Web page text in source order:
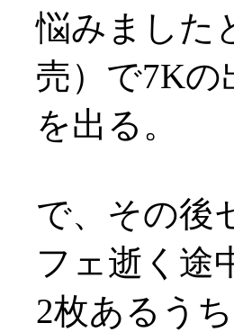
悩みました
売）で7Kの
を出る。
で、その後
フェ逝く途
2枚あるう